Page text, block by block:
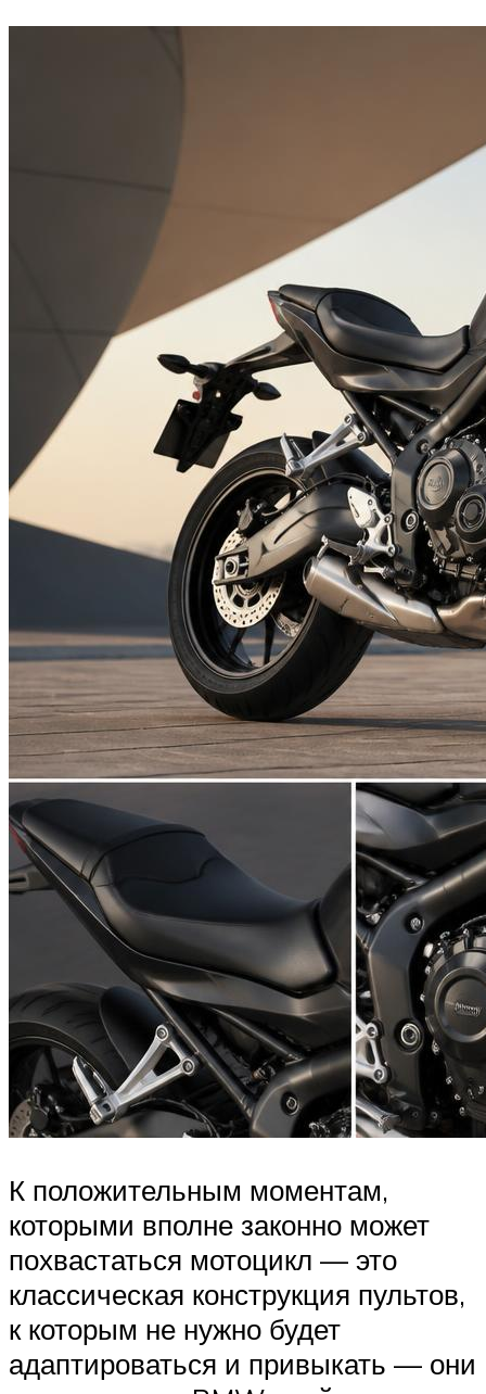
К положительным моментам,
которыми вполне законно может
похвастаться мотоцикл — это
классическая конструкция пультов,
к которым не нужно будет
адаптироваться и привыкать — они